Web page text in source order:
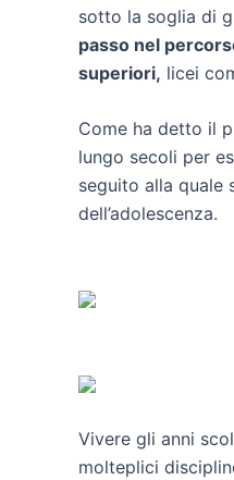
sotto la soglia di
passo nel
superiori, licei
Come ha detto il
lungo secoli per
seguito alla quale
dell’adolescenza.
Vivere gli anni
molteplici